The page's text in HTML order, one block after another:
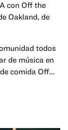
con Off the
Oakland, de
todos
de música en
comida Off